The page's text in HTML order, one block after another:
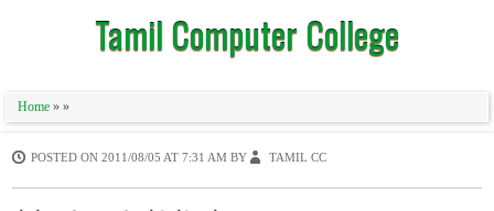
Tamil Computer College
Home » »
POSTED ON 2011/08/05 AT 7:31 AM BY TAMIL CC